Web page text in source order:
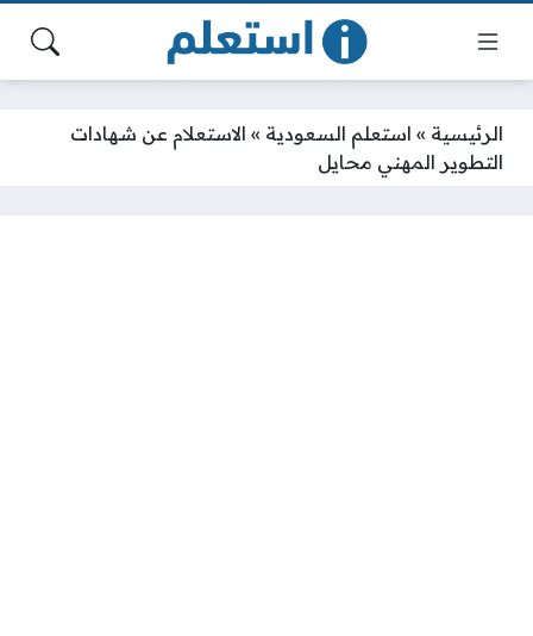
الرئيسية » استعلم السعودية » الاستعلام عن شهادات
التطوير المهني محايل